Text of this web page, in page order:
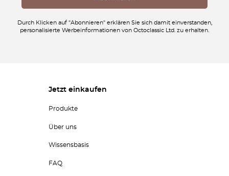
Durch Klicken auf "Abonnieren" erklären Sie sich damit einverstanden,
personalisierte Werbeinformationen von Octoclassic Ltd. zu erhalten.
Jetzt einkaufen
Produkte
Über uns
Wissensbasis
FAQ